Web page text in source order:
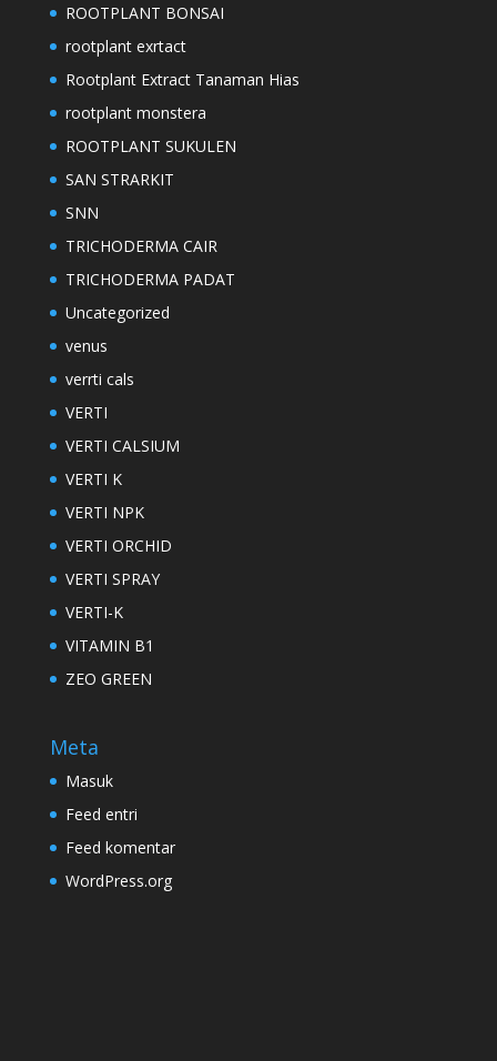
ROOTPLANT BONSAI
rootplant exrtact
Rootplant Extract Tanaman Hias
rootplant monstera
ROOTPLANT SUKULEN
SAN STRARKIT
SNN
TRICHODERMA CAIR
TRICHODERMA PADAT
Uncategorized
venus
verrti cals
VERTI
VERTI CALSIUM
VERTI K
VERTI NPK
VERTI ORCHID
VERTI SPRAY
VERTI-K
VITAMIN B1
ZEO GREEN
Meta
Masuk
Feed entri
Feed komentar
WordPress.org